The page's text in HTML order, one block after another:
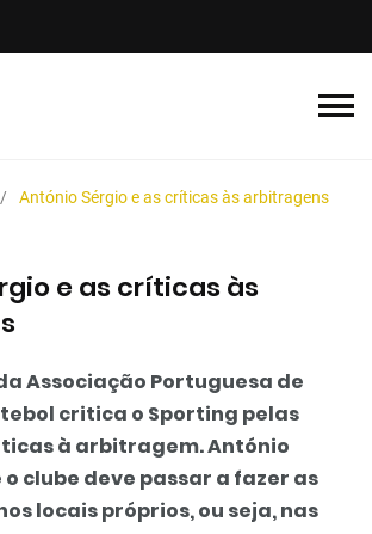
António Sérgio e as críticas às arbitragens
e as críticas às
Associação Portuguesa de
critica o Sporting pelas
à arbitragem. António
o clube deve passar a fazer as
locais próprios, ou seja, nas